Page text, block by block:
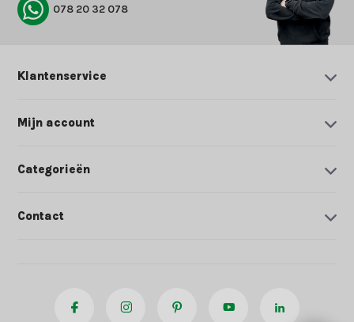
078 20 32 078
Klantenservice
Mijn account
Categorieën
Contact